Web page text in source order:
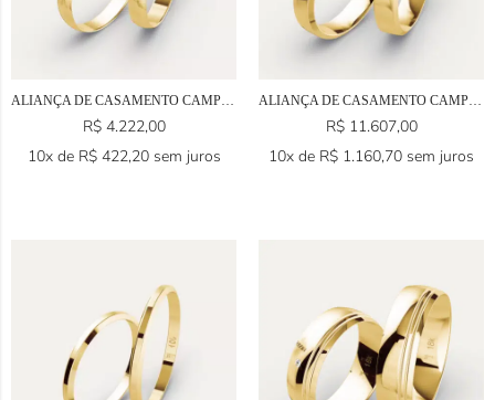
ALIANÇA DE CASAMENTO CAMPINAS EM OURO 18K
R$4.222,00
10x de R$422,20 sem juros
ALIANÇA DE CASAMENTO CAMPO GRANDE EM OURO 18K
R$11.607,00
10x de R$ 1.160,70 sem juros